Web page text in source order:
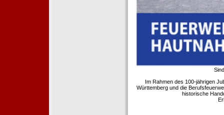
Im Rahmen des 100-jährigen
Württemberg und die
historische